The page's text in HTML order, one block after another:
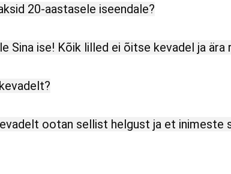
20-aastasele iseendale?
Sina ise! Kõik lilled ei õitse kevadel ja ära
ootan sellist helgust ja et inimeste